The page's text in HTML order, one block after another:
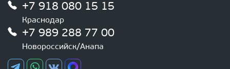
+7 918 080 15 15
Краснодар
+7 989 288 77 00
Новороссийск/Анапа